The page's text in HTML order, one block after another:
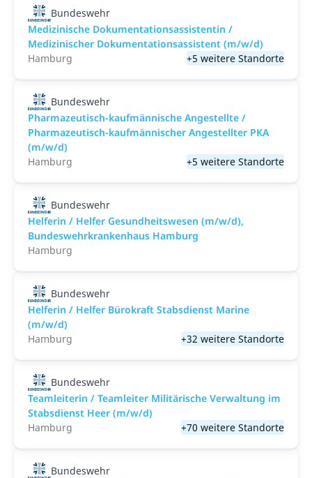
Bundeswehr
Medizinische Dokumentationsassistentin /
Medizinischer Dokumentationsassistent (m/w/d)
Hamburg
+5 weitere Standorte
Bundeswehr
Pharmazeutisch-kaufmännische Angestellte /
Pharmazeutisch-kaufmännischer Angestellter PKA
(m/w/d)
Hamburg
+5 weitere Standorte
Bundeswehr
Helferin / Helfer Gesundheitswesen (m/w/d),
Bundeswehrkrankenhaus Hamburg
Hamburg
Bundeswehr
Helferin / Helfer Bürokraft Stabsdienst Marine
(m/w/d)
Hamburg
+32 weitere Standorte
Bundeswehr
Teamleiterin / Teamleiter Militärische Verwaltung im
Stabsdienst Heer (m/w/d)
Hamburg
+70 weitere Standorte
Bundeswehr